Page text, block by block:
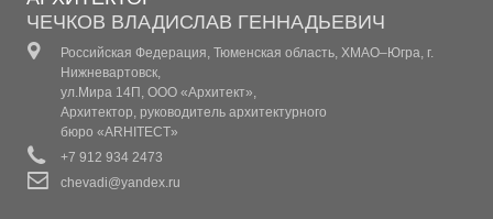
КОТТЕДЖ 1
КОТТЕДЖ 2
КОТТЕДЖ 3
КОТТЕДЖ 4
ЧЕЧКОВ ВЛАДИСЛАВ ГЕННАДЬЕВИЧ
Российская Федерация, Тюменская область, ХМАО–Югра, г.
Нижневартовск,
ул.Мира 14П, ООО «Архитект»,
Архитектор, руководитель архитектурного
бюро «ARHITECT»
+7 912 934 2473
chevadi@yandex.ru